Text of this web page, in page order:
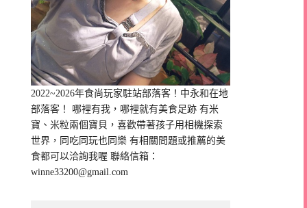
2022~2026年食尚玩家駐站部落客！中永和在地
部落客！ 哪裡有我，哪裡就有美食足跡 有米
寶、米粒兩個寶貝，喜歡帶著孩子用相機探索
世界，同吃同玩也同樂 有相關問題或推薦的美
食都可以洽詢我喔 聯絡信箱：
winne33200@gmail.com